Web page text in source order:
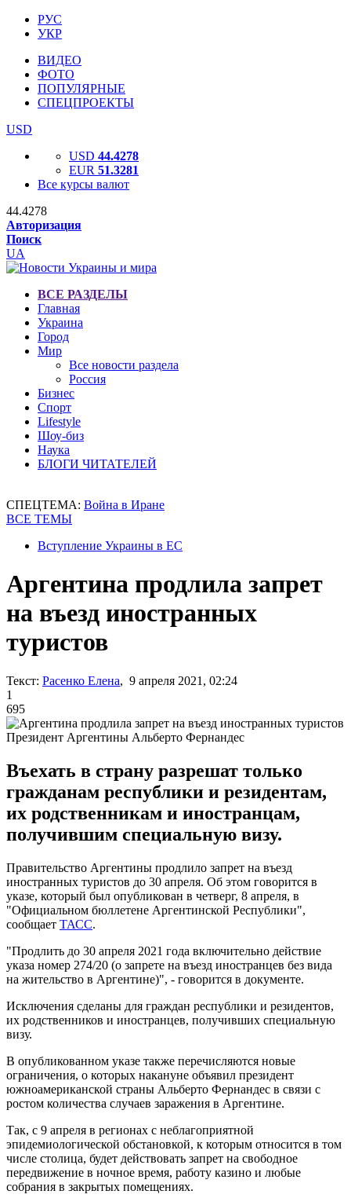
РУС
УКР
ВИДЕО
ФОТО
ПОПУЛЯРНЫЕ
СПЕЦПРОЕКТЫ
USD
USD 44.4278
EUR 51.3281
Все курсы валют
44.4278
Авторизация
Поиск
UA
ВСЕ РАЗДЕЛЫ
Главная
Украина
Город
Мир
Все новости раздела
Россия
Бизнес
Спорт
Lifestyle
Шоу-биз
Наука
БЛОГИ ЧИТАТЕЛЕЙ
СПЕЦТЕМА: Война в Иране
ВСЕ ТЕМЫ
Вступление Украины в ЕС
Аргентина продлила запрет
на въезд иностранных
туристов
Текст: Расенко Елена, 9 апреля 2021, 02:24
1
695
Президент Аргентины Альберто Фернандес
Въехать в страну разрешат только
гражданам республики и резидентам,
их родственникам и иностранцам,
получившим специальную визу.
Правительство Аргентины продлило запрет на въезд
иностранных туристов до 30 апреля. Об этом говорится в
указе, который был опубликован в четверг, 8 апреля, в
"Официальном бюллетене Аргентинской Республики",
сообщает ТАСС.
"Продлить до 30 апреля 2021 года включительно действие
указа номер 274/20 (о запрете на въезд иностранцев без вида
на жительство в Аргентине)", - говорится в документе.
Исключения сделаны для граждан республики и резидентов,
их родственников и иностранцев, получивших специальную
визу.
В опубликованном указе также перечисляются новые
ограничения, о которых накануне объявил президент
южноамериканской страны Альберто Фернандес в связи с
ростом количества случаев заражения в Аргентине.
Так, с 9 апреля в регионах с неблагоприятной
эпидемиологической обстановкой, к которым относится в том
числе столица, будет действовать запрет на свободное
передвижение в ночное время, работу казино и любые
собрания в закрытых помещениях.